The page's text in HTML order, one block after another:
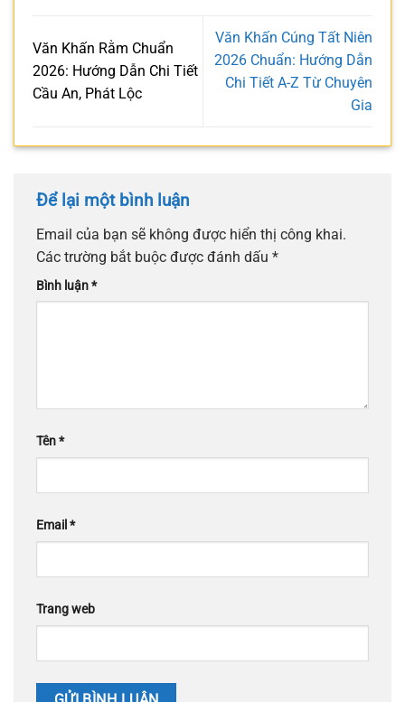
Văn Khấn Rằm Chuẩn
2026: Hướng Dẫn Chi Tiết
Cầu An, Phát Lộc
Văn Khấn Cúng Tất Niên
2026 Chuẩn: Hướng Dẫn
Chi Tiết A-Z Từ Chuyên
Gia
Để lại một bình luận
Email của bạn sẽ không được hiển thị công khai.
Các trường bắt buộc được đánh dấu *
Bình luận*
Tên*
Email *
Trang web